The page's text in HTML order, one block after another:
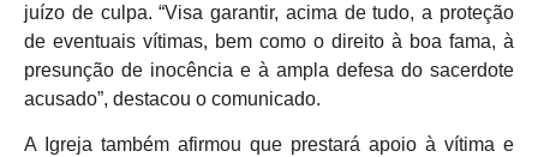
juízo de culpa. “Visa garantir, acima de tudo, a proteção
de eventuais vítimas, bem como o direito à boa fama, à
presunção de inocência e à ampla defesa do sacerdote
acusado”, destacou o comunicado.
A Igreja também afirmou que prestará apoio à vítima e